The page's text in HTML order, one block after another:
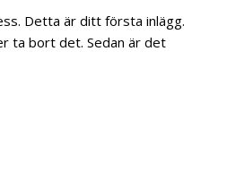
Detta är ditt första inlägg.
ta bort det. Sedan är det